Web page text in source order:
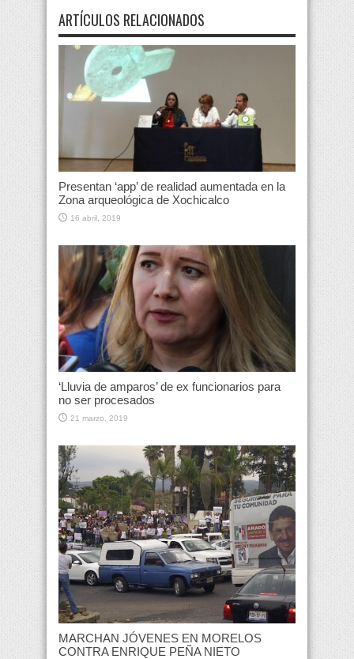
ARTÍCULOS RELACIONADOS
Presentan ‘app’ de realidad aumentada en la
Zona arqueológica de Xochicalco
16 abril, 2019
‘Lluvia de amparos’ de ex funcionarios para
no ser procesados
21 marzo, 2019
MARCHAN JÓVENES EN MORELOS
CONTRA ENRIQUE PEÑA NIETO